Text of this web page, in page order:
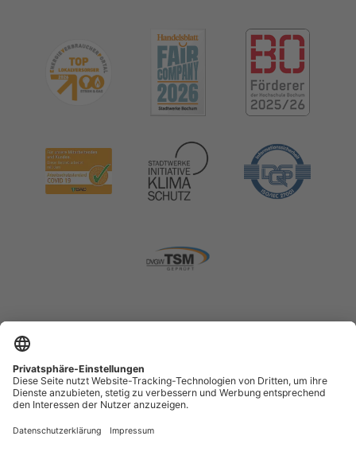
Impressum Datenschutz
Menschenrechte (LkSG) Erklärung zur Barrierefreiheit
Kontrast erhöhen Vertrag widerrufen